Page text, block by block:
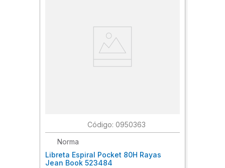
: 0950363
Norma
Libreta Espiral Pocket 80H Rayas
Jean Book 523484